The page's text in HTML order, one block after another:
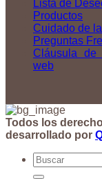
Lista de
Productos
Cuidado de
Preguntas
Cláusula de
web
Todos los
desarrollado por
Buscar
por: